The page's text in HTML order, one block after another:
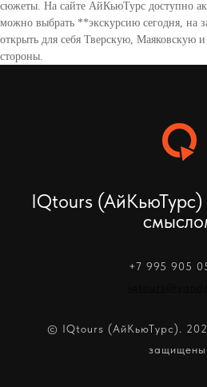
сюжеты. На сайте АйКьюТурс доступно
можно выбрать **экскурсию сегодня, на
открыть для себя Тверскую, Маяковскую
стороны.
IQtours (АйКьюТурс)
+7 995 905
© IQtours (АйКьюТурс).
защищены.